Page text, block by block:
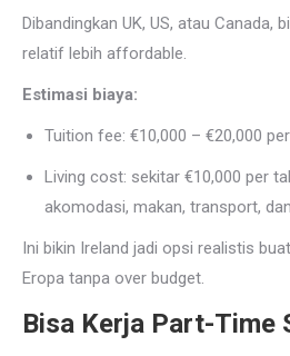
Dibandingkan UK, US, atau Canada,
relatif lebih affordable.
Estimasi biaya:
Tuition fee: €10,000 – €20,000
Living cost: sekitar €10,000 per
akomodasi, makan, transport,
Ini bikin Ireland jadi opsi realistis
Eropa tanpa over budget.
Bisa Kerja Part-Time